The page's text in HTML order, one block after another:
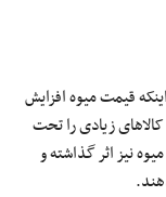
قیمت میوه افزایش
زیادی را تحت
نیز اثر گذاشته و